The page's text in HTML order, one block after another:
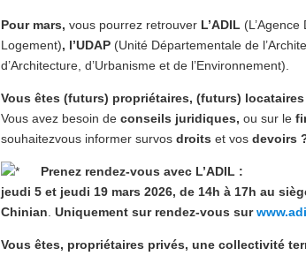
Pour mars, vous pourrez retrouver L’ADIL
Logement), l’UDAP (Unité Départementale de
d’Architecture, d’Urbanisme et de l’Environnement).
Vous êtes (futurs) propriétaires, (futurs) locataires
Vous avez besoin de conseils juridiques, ou sur le
souhaitezvous informer survos droits et vos devoirs
Prenez rendez-vous avec L’ADIL :
jeudi 5 et jeudi 19 mars 2026, de 14h à 17h au
Chinian Uniquement sur rendez-vous sur
Vous êtes, propriétaires privés, une collectivité